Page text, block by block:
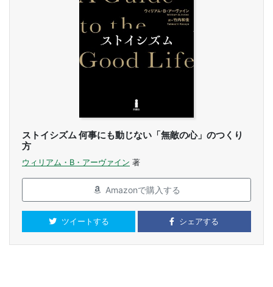
ストイシズム 何事にも動じない「無敵の心」のつくり
方
ウィリアム・B・アーヴァイン 著
Amazonで購入する
ツイートする シェアする